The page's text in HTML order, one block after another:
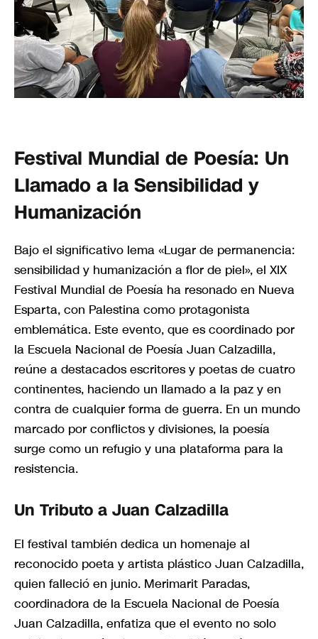
Festival Mundial de Poesía: Un
Llamado a la Sensibilidad y
Humanización
Bajo el significativo lema «Lugar de permanencia:
sensibilidad y humanización a flor de piel», el XIX
Festival Mundial de Poesía ha resonado en Nueva
Esparta, con Palestina como protagonista
emblemática. Este evento, que es coordinado por
la Escuela Nacional de Poesía Juan Calzadilla,
reúne a destacados escritores y poetas de cuatro
continentes, haciendo un llamado a la paz y en
contra de cualquier forma de guerra. En un mundo
marcado por conflictos y divisiones, la poesía
surge como un refugio y una plataforma para la
resistencia.
Un Tributo a Juan Calzadilla
El festival también dedica un homenaje al
reconocido poeta y artista plástico Juan Calzadilla,
quien falleció en junio. Merimarit Paradas,
coordinadora de la Escuela Nacional de Poesía
Juan Calzadilla, enfatiza que el evento no solo